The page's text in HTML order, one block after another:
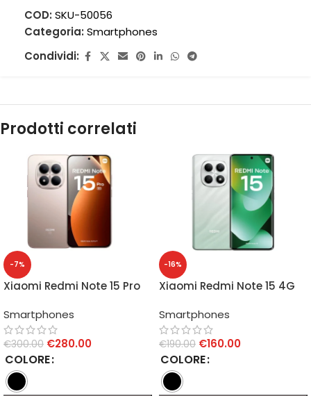
COD: SKU-50056
Categoria: Smartphones
Condividi:
Prodotti correlati
-7%
Xiaomi Redmi Note 15 Pro
Smartphones
€300.00 €280.00
COLORE
-16%
Xiaomi Redmi Note 15 4G
Smartphones
€190.00 €160.00
COLORE